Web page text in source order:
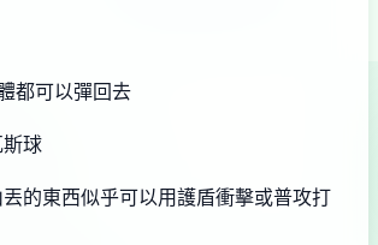
都可以彈回去
球
的東西似乎可以用護盾衝擊或普攻打